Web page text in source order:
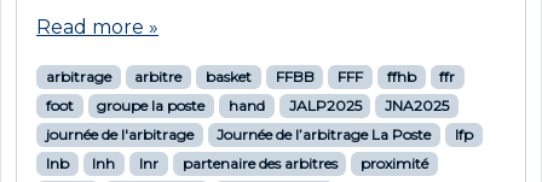
Read more »
arbitrage arbitre basket FFBB FFF ffhb
ffr
foot
groupe la poste hand JALP2025
JNA2025
journée de l'arbitrage
Journée de l’arbitrage La Poste
lfp
lnb
lnh lnr partenaire des arbitres
proximité